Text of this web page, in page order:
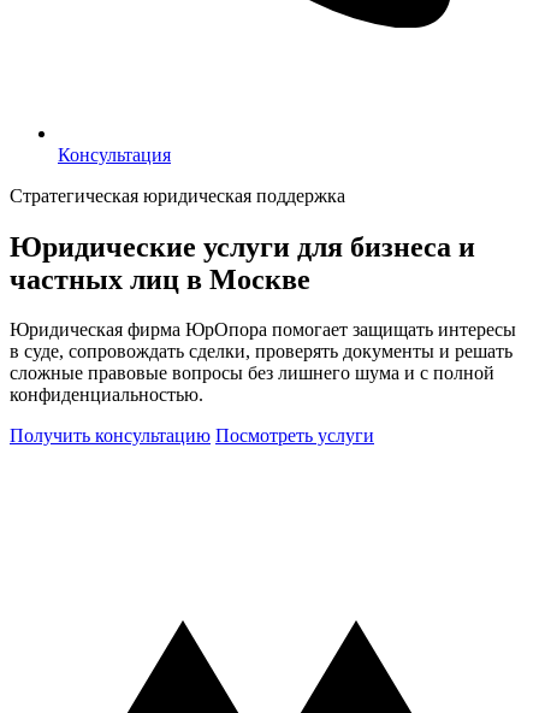
Консультация
Консультация
Стратегическая юридическая поддержка
Юридические услуги для бизнеса и
частных лиц в Москве
Юридическая фирма ЮрОпора помогает защищать интересы
в суде, сопровождать сделки, проверять документы и решать
сложные правовые вопросы без лишнего шума и с полной
конфиденциальностью.
Получить консультацию Посмотреть услуги